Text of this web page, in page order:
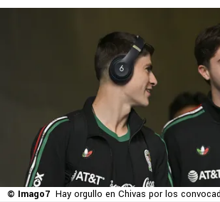
© Imago7 Hay orgullo en Chivas por los